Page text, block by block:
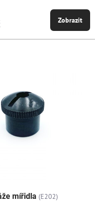
Zobrazit
mířidla (E202)